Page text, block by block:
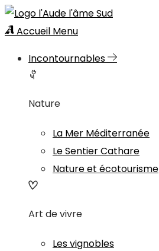
Accueil Menu
Incontournables
Nature
La Mer Méditerranée
Le Sentier Cathare
Nature et écotourisme
Art de vivre
Les vignobles